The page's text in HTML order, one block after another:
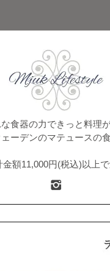
食器の力できっと料理
ーデンのマテュースの
金額11,000円(税込)以上